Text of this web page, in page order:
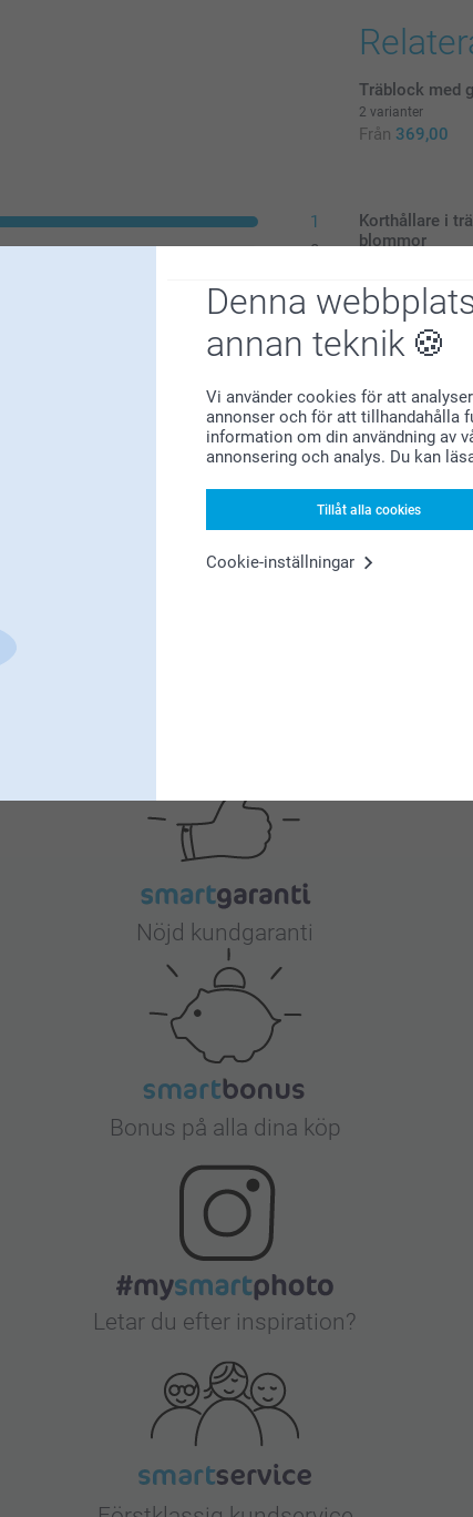
Denna
annan teknik
Vi använder cookies för att
annonser och för att tillhandahålla
information om din användning av
annonsering och analys. Du kan
Tillåt alla cookies
Cookie-inställningar
1
0
0
0
enkelt, smart och roligt att beställa dina
är nöjd med din AI poster och vår
Träblock med
2 varianter
Från 369,00
Korthållare i
blommor
Från 219,00
(1 omdömen)
Pet
Om din
helt rätt.
dessa
Nöjd kundgaranti
Bonus på alla dina köp
Letar du efter inspiration?